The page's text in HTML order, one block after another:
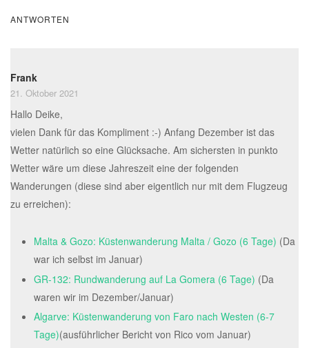
ANTWORTEN
Frank
21. Oktober 2021
Hallo Deike,
vielen Dank für das Kompliment :-) Anfang Dezember ist das
Wetter natürlich so eine Glücksache. Am sichersten in punkto
Wetter wäre um diese Jahreszeit eine der folgenden
Wanderungen (diese sind aber eigentlich nur mit dem Flugzeug
zu erreichen):
Malta & Gozo: Küstenwanderung Malta / Gozo (6 Tage) (Da
war ich selbst im Januar)
GR-132: Rundwanderung auf La Gomera (6 Tage) (Da
waren wir im Dezember/Januar)
Algarve: Küstenwanderung von Faro nach Westen (6-7
Tage)(ausführlicher Bericht von Rico vom Januar)